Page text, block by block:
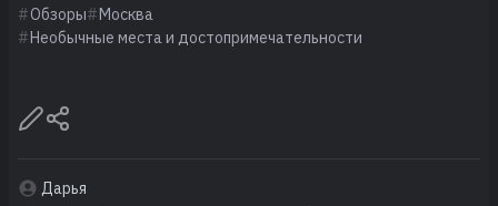
Обзоры
Москва
Необычные места и достопримечательности
Дарья